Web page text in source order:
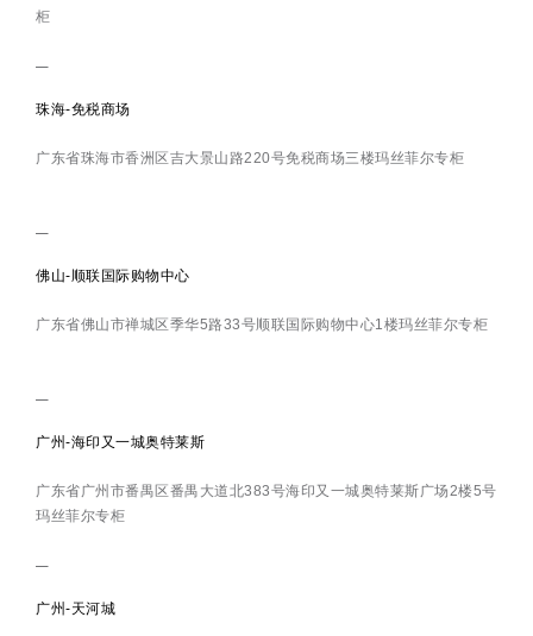
柜
珠海-免税商场
广东省珠海市香洲区吉大景山路220号免税商场三楼玛丝菲尔专柜
佛山-顺联国际购物中心
广东省佛山市禅城区季华5路33号顺联国际购物中心1楼玛丝菲尔专柜
广州-海印又一城奥特莱斯
广东省广州市番禺区番禺大道北383号海印又一城奥特莱斯广场2楼5号
玛丝菲尔专柜
广州-天河城